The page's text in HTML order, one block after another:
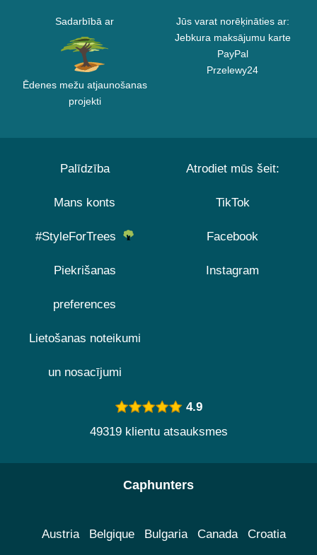
Sadarbībā ar
Ēdenes mežu atjaunošanas
projekti
Jūs varat norēķināties ar:
Jebkura maksājumu karte
PayPal
Przelewy24
Palīdzība
Mans konts
#StyleForTrees
Piekrišanas
preferences
Lietošanas noteikumi
un nosacījumi
Atrodiet mūs šeit:
TikTok
Facebook
Instagram
4.9
49319 klientu atsauksmes
Caphunters
Austria Belgique Bulgaria Canada Croatia